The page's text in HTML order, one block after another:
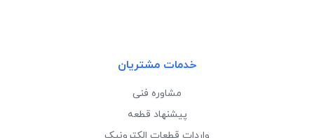
خدمات مشتریان
مشاوره فنی
پیشنهاد قطعه